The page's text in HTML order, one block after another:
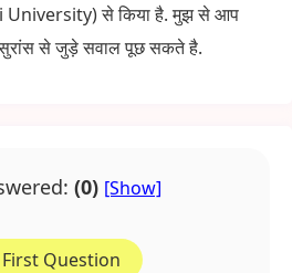
University) से किया है. मुझ से आप
से जुड़े सवाल पूछ सकते है.
(0)
Question